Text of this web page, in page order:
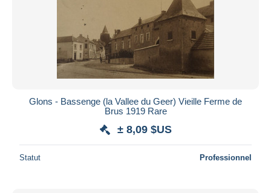
Glons - Bassenge (la Vallee du Geer) Vieille Ferme de
Brus 1919 Rare
± 8,09 $US
Statut Professionnel